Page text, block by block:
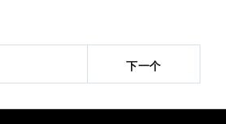
下一个